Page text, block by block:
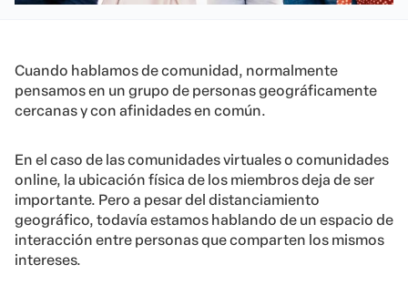
Cuando hablamos de comunidad, normalmente
pensamos en un grupo de personas geográficamente
cercanas y con afinidades en común.
En el caso de las comunidades virtuales o comunidades
online, la ubicación física de los miembros deja de ser
importante. Pero a pesar del distanciamiento
geográfico, todavía estamos hablando de un espacio de
interacción entre personas que comparten los mismos
intereses.